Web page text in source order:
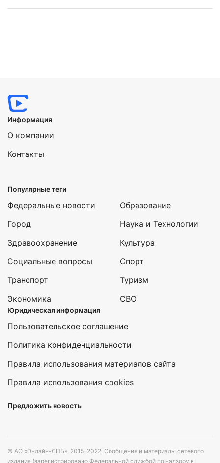
Нажимая на кнопку "Отправить" вы
Информация
О компании
Контакты
Популярные теги
Федеральные новости
Город
Здравоохранение
Социальные вопросы
Транспорт
Экономика
Образование
Наука и Технологии
Культура
Спорт
Туризм
СВО
Юридическая информация
Пользовательское соглашение
Политика конфиденциальности
Правила использования материалов сайта
Правила использования cookies
Предложить новость
© АО «Онлайн-СПБ», 2015–2022. Сообщения и материалы сетевого
издания (зарегистрировано Федеральной службой по надзору в